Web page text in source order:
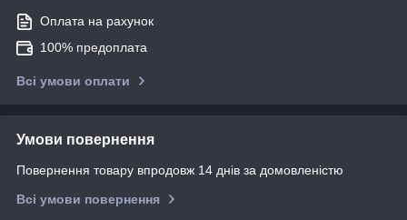
Оплата на рахунок
100% предоплата
Всі умови оплати
Умови повернення
Повернення товару впродовж 14 днів за домовленістю
Всі умови повернення